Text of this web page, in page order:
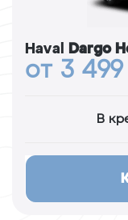
Haval Dargo
от 3
В